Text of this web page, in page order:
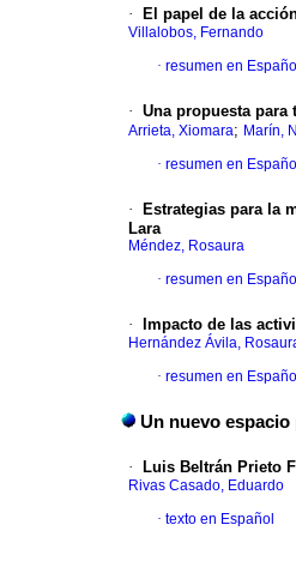
· El papel de la
Villalobos, Fernando
· resumen en Español
· Una propuesta
Arrieta, Xiomara; Marín,
· resumen en Español
·
Estrategias para la
Lara
Méndez, Rosaura
· resumen en Español
· Impacto de las
Hernández Ávila,
· resumen en Español
Un nuevo
· Luis Beltrán Prieto
Rivas Casado, Eduardo
· texto en Español